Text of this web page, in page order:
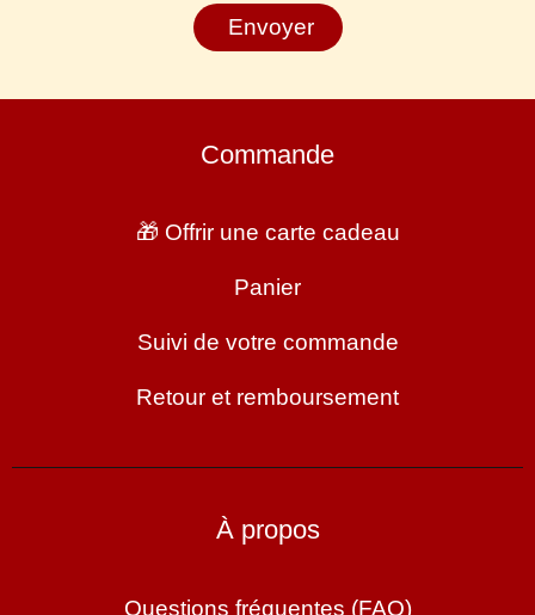
Envoyer
Commande
🎁 Offrir une carte cadeau
Panier
Suivi de votre commande
Retour et remboursement
À propos
Questions fréquentes (FAQ)